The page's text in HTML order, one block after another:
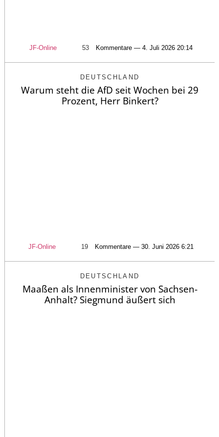
JF-Online 53 Kommentare — 4. Juli 2026 20:14
DEUTSCHLAND
Warum steht die AfD seit Wochen bei 29
Prozent, Herr Binkert?
JF-Online 19 Kommentare — 30. Juni 2026 6:21
DEUTSCHLAND
Maaßen als Innenminister von Sachsen-
Anhalt? Siegmund äußert sich